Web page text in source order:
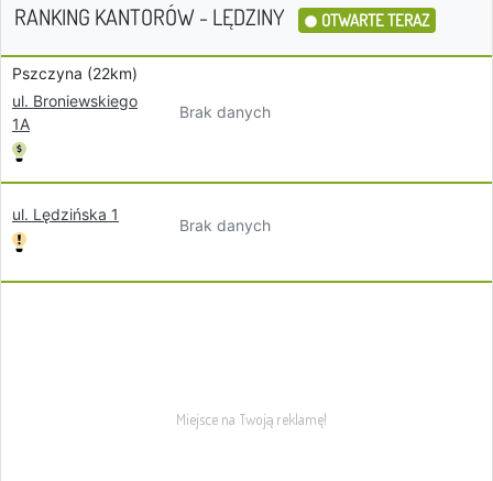
RANKING KANTORÓW - LĘDZINY OTWARTE TERAZ
Pszczyna (22km)
ul. Broniewskiego
1A
Brak danych
ul. Lędzińska 1
Brak danych